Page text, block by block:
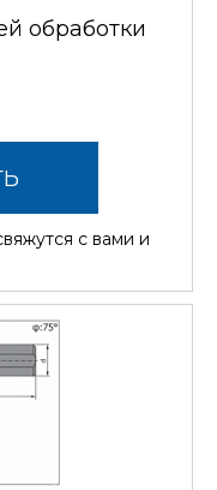
обработки
с вами и